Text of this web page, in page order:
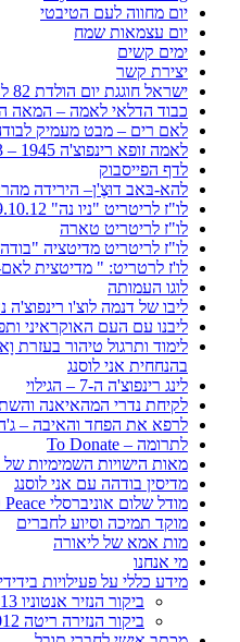
יום מחווה לעם הטיבטי
יום עצמאות שמח
ימים קשים
יצירת קשר
ישראל חוגגת יום הולדת 82 לדלאי לאמה!
כבוד הדלאי לאמה – המאה ה- 21, מאה של
לאם רים – מבט מעמיק
לאמה זופא רינפוצ'ה 1945 – 2023
לדף הפייסבוק
להא-בּאב דוּצֶ'ן– הירידה
לו"ז לריטריט "ניו נה" 24-29.10.12
לו"ז לריטריט טארה
לו"ז לריטריט מדיטציה "בודהיציטה"
לו'ז לרטריט: " מדיטצית לאם- רים"
לוגו העמותה
ליבו של דנמה לוצ'ו רינפוצ'ה
ליבנו עם העם האוקראיני
לימוד ותרגול טיהור
בהנחחית אני לוסנג
לינג רינפוצ'ה ה-7 – הגילוי
לקיחת נדרי המהאיאנה והשתחוויות ל-35
לרפא את הפחד והאיבה –
לתרומה – To Donate
מאות הישויות השמימיות
מדיסין בודהה עם אני לוסנג
מודל שלום אוניברסלי 3D Peace
מוקד תמיכה וסיוע לחברים
מות אמא של ליאורה
מי אנחנו
מידע כללי על פעילויות
ביקור הנזיר אנטוניו 2013 Antonio Sata visit in Israel
ביקור הנזירה ריטה 2012 Ani Rita’s visit in Israel